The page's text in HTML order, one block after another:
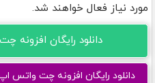
مورد نیاز فعال خواهند شد.
دانلود رایگان افزونه
دانلود رایگان افزونه چت واتس اپ نسخه 3.8.2 -